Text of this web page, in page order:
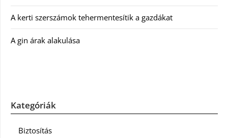
A kerti szerszámok tehermentesítik a gazdákat
A gin árak alakulása
Kategóriák
Biztosítás